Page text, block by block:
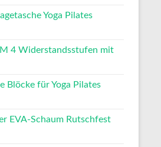
Yoga Pilates
4 Widerstandsstufen mit
Blöcke für Yoga Pilates
EVA-Schaum Rutschfest